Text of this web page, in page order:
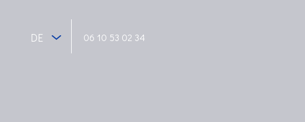
DE 06 10 53 02 34